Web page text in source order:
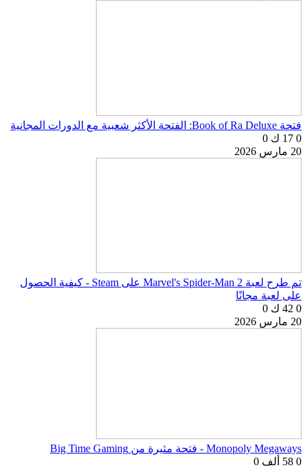
فتحة Book of Ra Deluxe: الفتحة الأكثر شعبية مع الدورات المجانية
0 17 ك
0
20 مارس 2026
تم طرح لعبة Marvel's Spider-Man 2 على Steam - كيفية الحصول
على لعبة مجانًا
0 42 ك
0
20 مارس 2026
Monopoly Megaways - فتحة مثيرة من Big Time Gaming
0 58 ألف
0